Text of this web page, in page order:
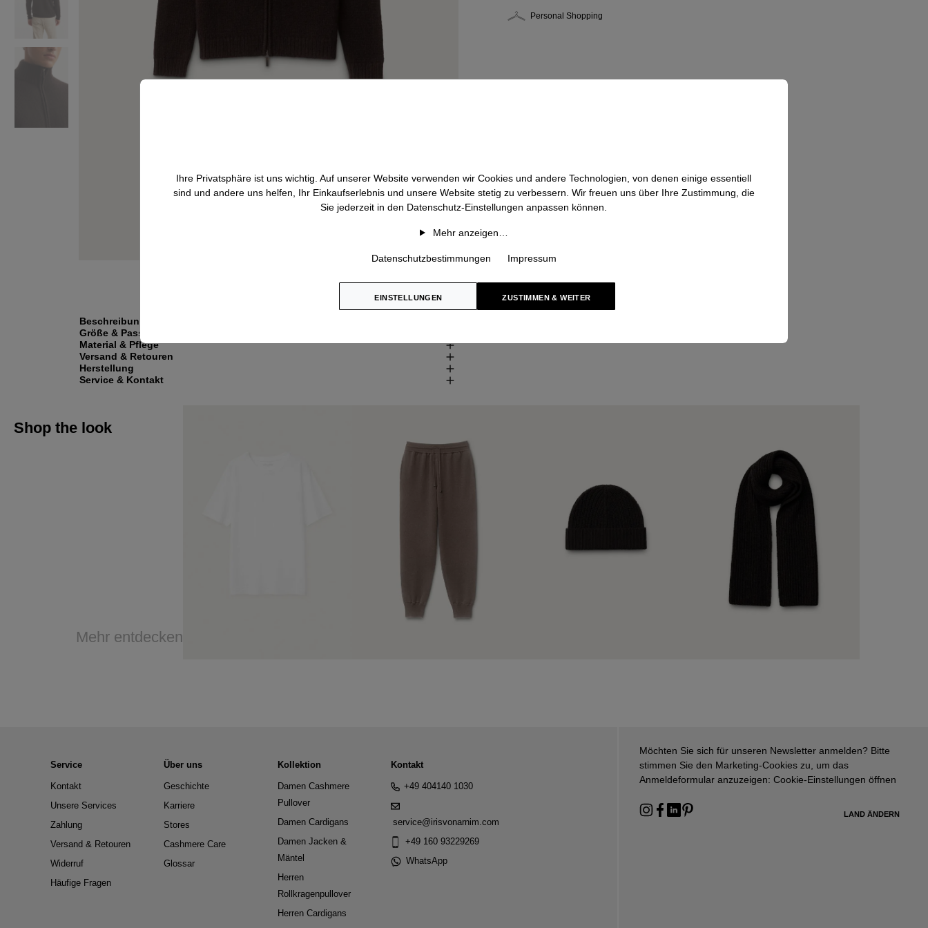
Personal Shopping
Beschreibung
Größe & Passform
Material & Pflege
Versand & Retouren
Herstellung
Service & Kontakt
Shop the look
Mehr entdecken
Service
Kontakt
Unsere Services
Zahlung
Versand & Retouren
Widerruf
Häufige Fragen
Über uns
Geschichte
Karriere
Stores
Cashmere Care
Glossar
Kollektion
Damen Cashmere
Pullover
Damen Cardigans
Damen Jacken &
Mäntel
Herren
Rollkragenpullover
Herren Cardigans
Kontakt
+49 404140 1030
service@irisvonarnim.com
+49 160 93229269
WhatsApp
Möchten Sie sich für unseren Newsletter anmelden? Bitte
stimmen Sie den Marketing-Cookies zu, um das
Anmeldeformular anzuzeigen: Cookie-Einstellungen öffnen
LAND ÄNDERN
Ihre Privatsphäre ist uns wichtig. Auf unserer Website verwenden wir Cookies und andere Technologien, von denen einige essentiell
sind und andere uns helfen, Ihr Einkaufserlebnis und unsere Website stetig zu verbessern. Wir freuen uns über Ihre Zustimmung, die
Sie jederzeit in den Datenschutz-Einstellungen anpassen können.
Mehr anzeigen…
Datenschutzbestimmungen Impressum
EINSTELLUNGEN ZUSTIMMEN & WEITER